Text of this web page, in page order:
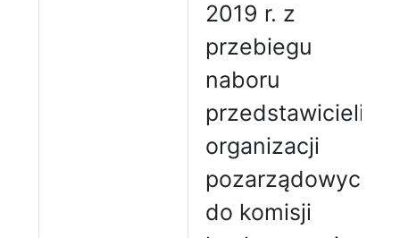
2019 r. z
przebiegu
naboru
przedstawicieli
organizacji
pozarządowych
do komisji